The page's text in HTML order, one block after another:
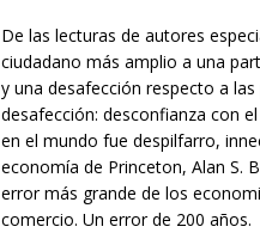
De las lecturas de autores
ciudadano más amplio a una
y una desafección respecto a
desafección: desconfianza con
en el mundo fue despilfarro,
economía de Princeton, Alan S.
error más grande de los
comercio. Un error de 200 años.